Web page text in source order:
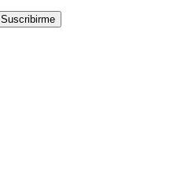
Suscribirme